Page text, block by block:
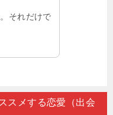
それだけで
スメする恋愛（出会